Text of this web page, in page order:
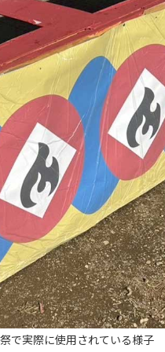
で実際に使用されている様子